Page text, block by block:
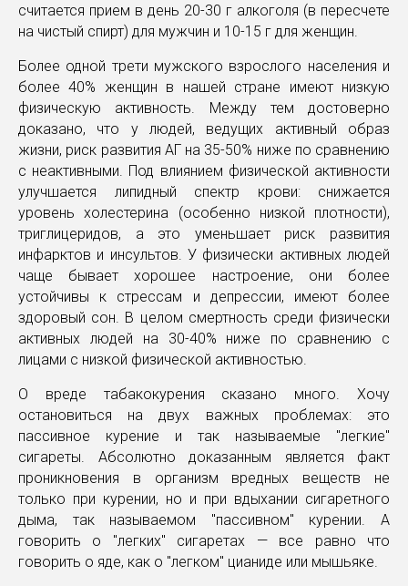
считается прием в день 20-30 г алкоголя (в пересчете
на чистый спирт) для мужчин и 10-15 г для женщин.
Более одной трети мужского взрослого населения и
более 40% женщин в нашей стране имеют низкую
физическую активность. Между тем достоверно
доказано, что у людей, ведущих активный образ
жизни, риск развития АГ на 35-50% ниже по сравнению
с неактивными. Под влиянием физической активности
улучшается липидный спектр крови: снижается
уровень холестерина (особенно низкой плотности),
триглицеридов, а это уменьшает риск развития
инфарктов и инсультов. У физически активных людей
чаще бывает хорошее настроение, они более
устойчивы к стрессам и депрессии, имеют более
здоровый сон. В целом смертность среди физически
активных людей на 30-40% ниже по сравнению с
лицами с низкой физической активностью.
О вреде табакокурения сказано много. Хочу
остановиться на двух важных проблемах: это
пассивное курение и так называемые "легкие"
сигареты. Абсолютно доказанным является факт
проникновения в организм вредных веществ не
только при курении, но и при вдыхании сигаретного
дыма, так называемом "пассивном" курении. А
говорить о "легких" сигаретах — все равно что
говорить о яде, как о "легком" цианиде или мышьяке.